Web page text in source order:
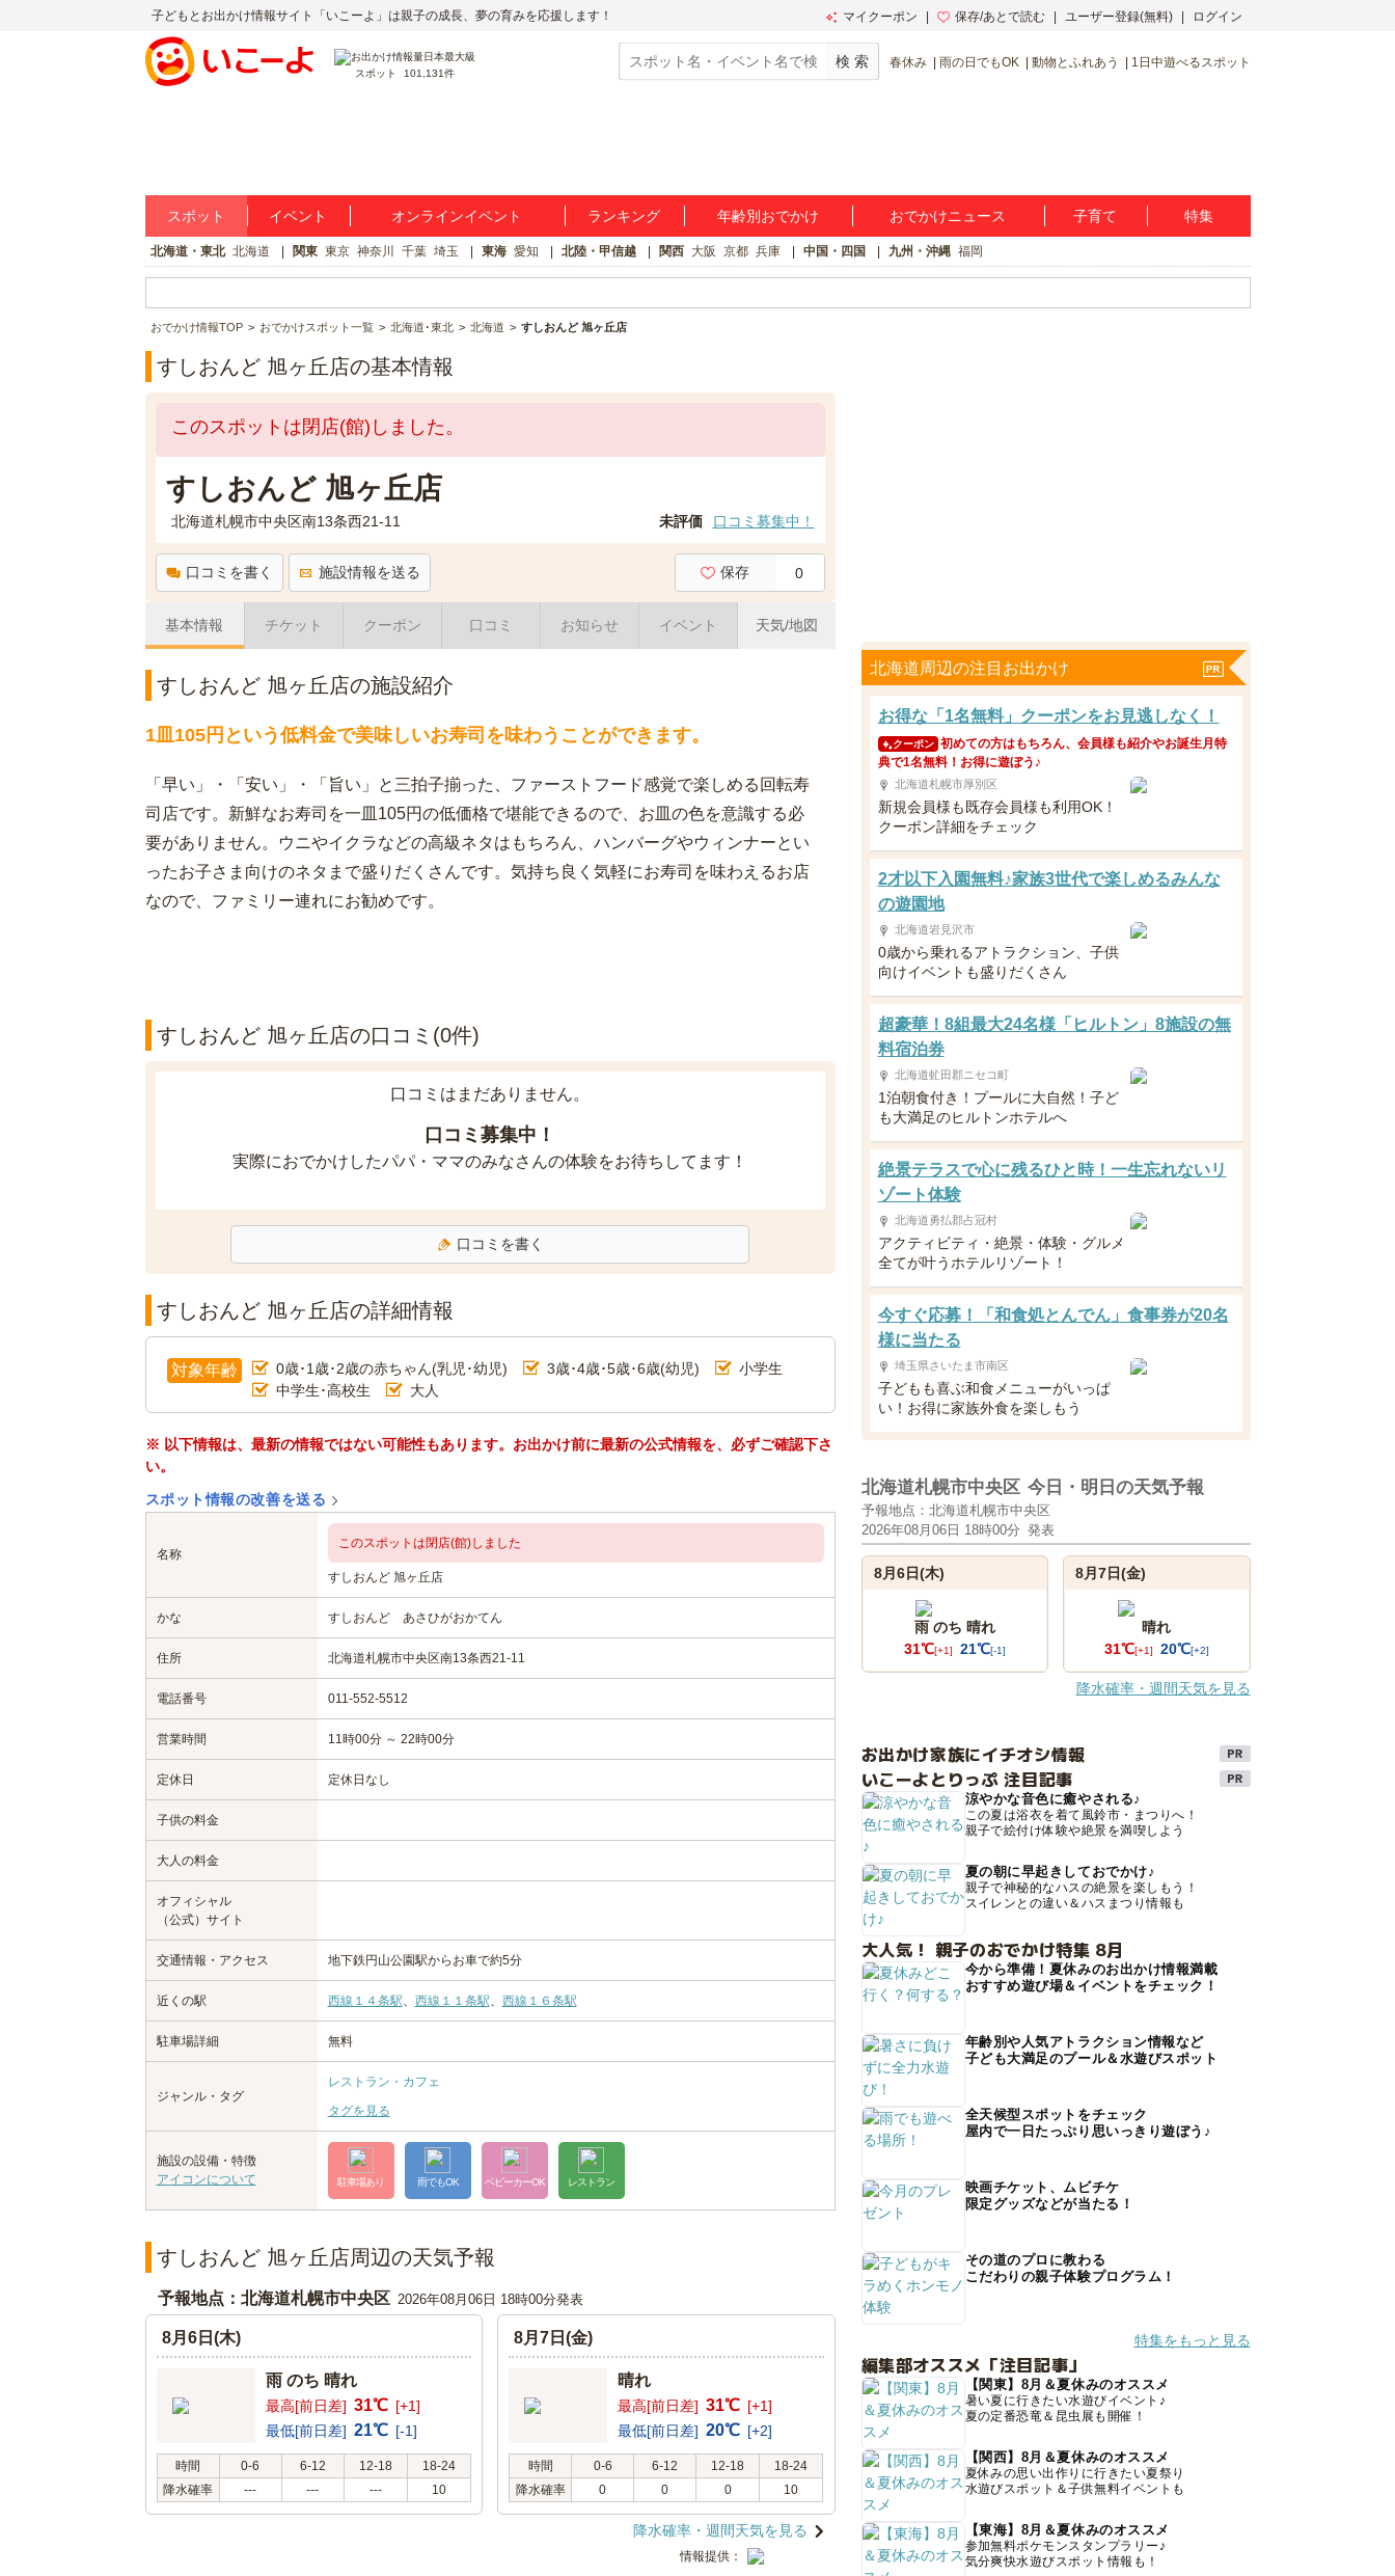
子どもとお出かけ情報サイト「いこーよ」は親子の成長、夢の育みを応援します！ マイクーポン 保存/あとで読む ユーザー登録(無料) ログイン
スポット 101,131件
春休み 雨の日でもOK 動物とふれあう 1日中遊べるスポット
スポット イベント オンラインイベント ランキング 年齢別おでかけ おでかけニュース 子育て 特集
北海道・東北 北海道 関東 東京 神奈川 千葉 埼玉 東海 愛知 北陸・甲信越 関西 大阪 京都 兵庫 中国・四国 九州・沖縄 福岡
おでかけ情報TOP おでかけスポット一覧 北海道･東北 北海道 すしおんど 旭ヶ丘店
すしおんど 旭ヶ丘店の基本情報
このスポットは閉店(館)しました。
すしおんど 旭ヶ丘店
北海道札幌市中央区南13条西21-11 未評価 口コミ募集中！
口コミを書く 施設情報を送る 保存 0
基本情報 チケット クーポン 口コミ お知らせ イベント 天気/地図
すしおんど 旭ヶ丘店の施設紹介
1皿105円という低料金で美味しいお寿司を味わうことができます。
「早い」・「安い」・「旨い」と三拍子揃った、ファーストフード感覚で楽しめる回転寿
司店です。新鮮なお寿司を一皿105円の低価格で堪能できるので、お皿の色を意識する必
要がありません。ウニやイクラなどの高級ネタはもちろん、ハンバーグやウィンナーとい
ったお子さま向けのネタまで盛りだくさんです。気持ち良く気軽にお寿司を味わえるお店
なので、ファミリー連れにお勧めです。
すしおんど 旭ヶ丘店の口コミ(0件)
口コミはまだありません。
口コミ募集中！
実際におでかけしたパパ・ママのみなさんの体験をお待ちしてます！
口コミを書く
すしおんど 旭ヶ丘店の詳細情報
対象年齢 0歳･1歳･2歳の赤ちゃん(乳児･幼児) 3歳･4歳･5歳･6歳(幼児)
小学生
中学生･高校生
大人
※ 以下情報は、最新の情報ではない可能性もあります。お出かけ前に最新の公式情報を、必ずご確認下さ
い。
スポット情報の改善を送る
名称
このスポットは閉店(館)しました
すしおんど 旭ヶ丘店
かな すしおんど あさひがおかてん
住所 北海道札幌市中央区南13条西21-11
電話番号 011-552-5512
営業時間 11時00分 ～ 22時00分
定休日 定休日なし
子供の料金
大人の料金
オフィシャル
（公式）サイト
交通情報・アクセス 地下鉄円山公園駅からお車で約5分
近くの駅 西線１４条駅、 西線１１条駅、 西線１６条駅
駐車場詳細 無料
ジャンル・タグ
レストラン・カフェ
タグを見る
施設の設備・特徴
アイコンについて
駐車場あり 雨でもOK ベビーカーOK レストラン
すしおんど 旭ヶ丘店周辺の天気予報
予報地点：北海道札幌市中央区 2026年08月06日 18時00分発表
8月6日(木)
雨 のち 晴れ
最高[前日差] 31℃ [+1]
最低[前日差] 21℃ [-1]
時間 0-6 6-12 12-18
18-24
降水確率
--- --- --- 10
8月7日(金)
晴れ
最高[前日差] 31℃ [+1]
最低[前日差] 20℃ [+2]
時間 0-6 6-12 12-18
18-24
降水確率
0 0 0 10
降水確率・週間天気を見る
情報提供：
北海道周辺の注目お出かけ
お得な「1名無料」クーポンをお見逃しなく！
クーポン 初めての方はもちろん、会員様も紹介やお誕生月特
典で1名無料！お得に遊ぼう♪
北海道札幌市厚別区
新規会員様も既存会員様も利用OK！
クーポン詳細をチェック
2才以下入園無料♪家族3世代で楽しめるみんな
の遊園地
北海道岩見沢市
0歳から乗れるアトラクション、子供
向けイベントも盛りだくさん
超豪華！8組最大24名様「ヒルトン」8施設の無
料宿泊券
北海道虻田郡ニセコ町
1泊朝食付き！プールに大自然！子ど
も大満足のヒルトンホテルへ
絶景テラスで心に残るひと時！一生忘れないリ
ゾート体験
北海道勇払郡占冠村
アクティビティ・絶景・体験・グルメ
全てが叶うホテルリゾート！
今すぐ応募！「和食処とんでん」食事券が20名
様に当たる
埼玉県さいたま市南区
子どもも喜ぶ和食メニューがいっぱ
い！お得に家族外食を楽しもう
北海道札幌市中央区 今日・明日の天気予報
予報地点：北海道札幌市中央区
2026年08月06日 18時00分 発表
8月6日(木)
雨 のち 晴れ
31℃[+1] 21℃[-1]
8月7日(金)
晴れ
31℃[+1] 20℃[+2]
降水確率・週間天気を見る
お出かけ家族にイチオシ情報
いこーよとりっぷ 注目記事
涼やかな音色に癒やされる♪
この夏は浴衣を着て風鈴市・まつりへ！
親子で絵付け体験や絶景を満喫しよう
夏の朝に早起きしておでかけ♪
親子で神秘的なハスの絶景を楽しもう！
スイレンとの違い＆ハスまつり情報も
大人気！ 親子のおでかけ特集 8月
今から準備！夏休みのお出かけ情報満載
おすすめ遊び場＆イベントをチェック！
年齢別や人気アトラクション情報など
子ども大満足のプール＆水遊びスポット
全天候型スポットをチェック
屋内で一日たっぷり思いっきり遊ぼう♪
映画チケット、ムビチケ
限定グッズなどが当たる！
その道のプロに教わる
こだわりの親子体験プログラム！
特集をもっと見る
編集部オススメ「注目記事」
【関東】8月＆夏休みのオススメ
暑い夏に行きたい水遊びイベント♪
夏の定番恐竜＆昆虫展も開催！
【関西】8月＆夏休みのオススメ
夏休みの思い出作りに行きたい夏祭り
水遊びスポット＆子供無料イベントも
【東海】8月＆夏休みのオススメ
参加無料ポケモンスタンプラリー♪
気分爽快水遊びスポット情報も！